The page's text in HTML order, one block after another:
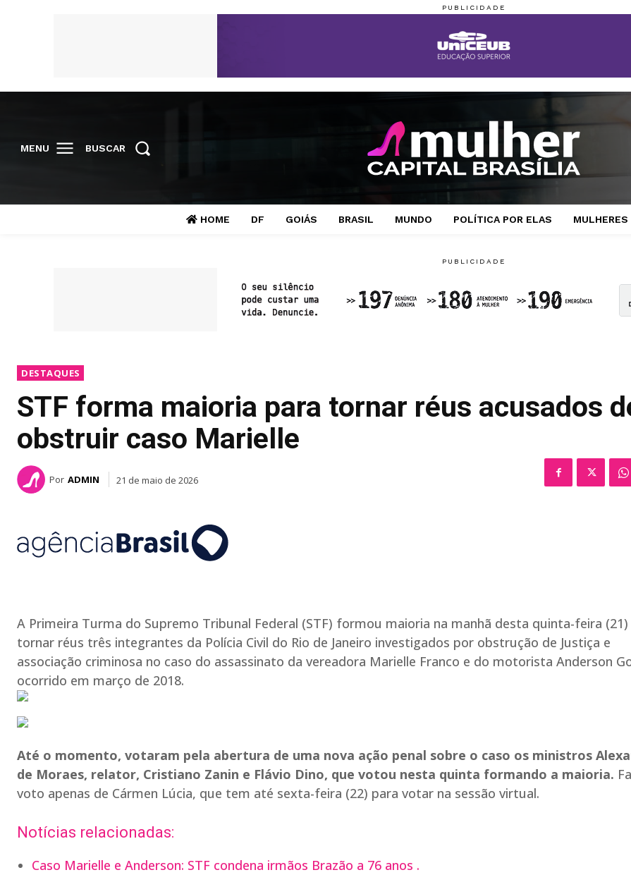
MENU BUSCAR
HOME DF GOIÁS BRASIL MUNDO POLÍTICA POR ELAS
DESTAQUES
STF forma maioria para tornar réus acusados
obstruir caso Marielle
Por ADMIN 21 de maio de 2026
A Primeira Turma do Supremo Tribunal Federal (STF) formou maioria na manhã desta quinta-feira (21)
tornar réus três integrantes da Polícia Civil do Rio de Janeiro investigados por obstrução de Justiça e
associação criminosa no caso do assassinato da vereadora Marielle Franco e do motorista Anderson
ocorrido em março de 2018.
Até o momento, votaram pela abertura de uma nova ação penal sobre o caso os ministros
de Moraes, relator, Cristiano Zanin e Flávio Dino, que votou nesta quinta formando a maioria.
voto apenas de Cármen Lúcia, que tem até sexta-feira (22) para votar na sessão virtual.
Notícias relacionadas:
Caso Marielle e Anderson: STF condena irmãos Brazão a 76 anos .